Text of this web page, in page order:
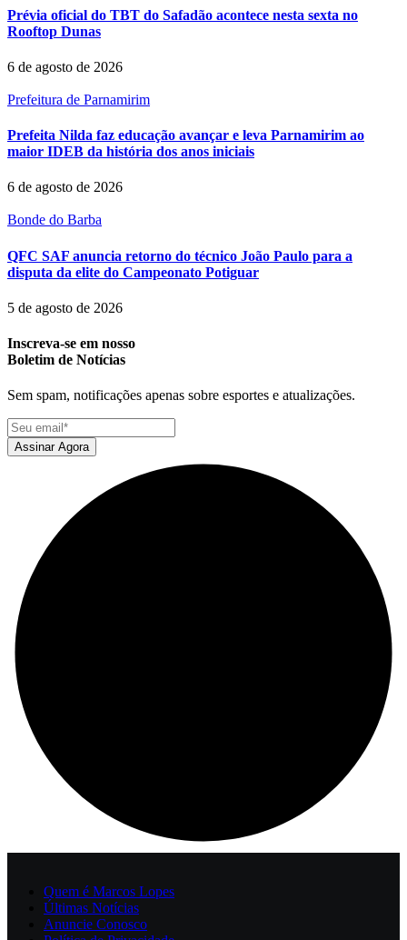
Prévia oficial do TBT do Safadão acontece nesta sexta no
Rooftop Dunas
6 de agosto de 2026
Prefeitura de Parnamirim
Prefeita Nilda faz educação avançar e leva Parnamirim ao
maior IDEB da história dos anos iniciais
6 de agosto de 2026
Bonde do Barba
QFC SAF anuncia retorno do técnico João Paulo para a
disputa da elite do Campeonato Potiguar
5 de agosto de 2026
Inscreva-se em nosso
Boletim de Notícias
Sem spam, notificações apenas sobre esportes e atualizações.
Assinar Agora
Quem é Marcos Lopes
Últimas Notícias
Anuncie Conosco